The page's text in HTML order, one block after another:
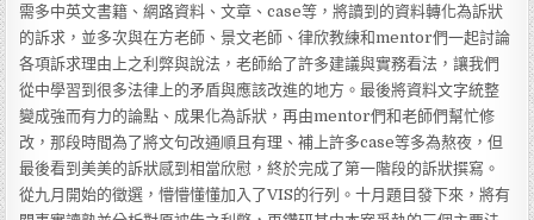
需多中英文書籍、網路資料、文章、case等，將讀到的資料轉化為訴狀
的訴求，並多次與在方老師、景文老師、律欣教練和mentor們一起討論
各項訴求理由上之利弊與說法，老師給了許多建議與實務看法，讓我們
從中學習到很多法律上的矛盾與應該改進的地方。最後將資料文字統整
變成強而有力的論點、成果化為訴狀，再由mentor們和老師們幫忙修
改，那段時間為了將文句改通順且有理、補上許多case等多為熬夜，但
最後看到美美的訴狀感到相當欣慰，終於完成了第一階段的訴狀撰寫。
從九月開始的徵選，懵懵懂懂加入了VIS的行列。十月題目發下來，將有